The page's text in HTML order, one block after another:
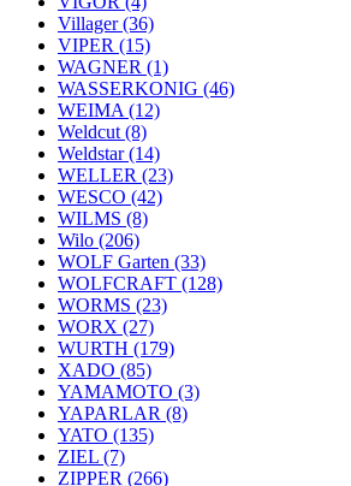
Villager(36)
VIPER (15)
WAGNER (1)
WASSERKONIG (46)
WEIMA (12)
Weldcut (8)
Weldstar(14)
WELLER (23)
WESCO (42)
WILMS (8)
Wilo (206)
WOLF Garten (33)
WOLFCRAFT (128)
WORMS (23)
WORX (27)
WURTH (179)
XADO (85)
YAMAMOTO (3)
YAPARLAR (8)
YATO (135)
ZIEL (7)
ZIPPER (266)